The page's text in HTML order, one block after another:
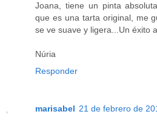
Joana, tiene un pinta
que es una tarta original, me
se ve suave y ligera...Un éxito
Núria
Responder
marisabel 21 de febrero de